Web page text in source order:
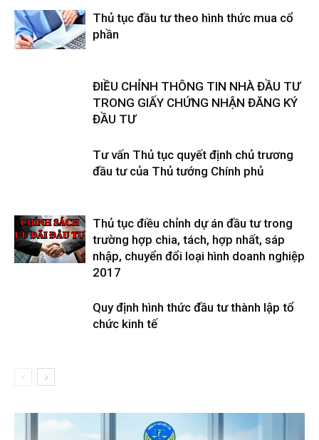
Thủ tục đầu tư theo hình thức mua cổ
phần
ĐIỀU CHỈNH THÔNG TIN NHÀ ĐẦU TƯ
TRONG GIẤY CHỨNG NHẬN ĐĂNG KÝ
ĐẦU TƯ
Tư vấn Thủ tục quyết định chủ trương
đầu tư của Thủ tướng Chính phủ
Thủ tục điều chỉnh dự án đầu tư trong
trường hợp chia, tách, hợp nhất, sáp
nhập, chuyển đổi loại hình doanh nghiệp
2017
Quy định hình thức đầu tư thành lập tổ
chức kinh tế